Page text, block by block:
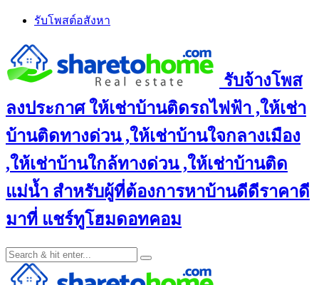
Skip
content
รับโพสต์อสังหา
รับจ้างโพส
ลงประกาศ ให้เช่าบ้านติดรถไฟฟ้า ,ให้เช่า
บ้านติดทางด่วน ,ให้เช่าบ้านใจกลางเมือง
,ให้เช่าบ้านใกล้ทางด่วน ,ให้เช่าบ้านติด
แม่น้ำ สำหรับผู้ที่ต้องการหาบ้านดีดีราคาดี
มาที่ แชร์ทูโฮมดอทคอม